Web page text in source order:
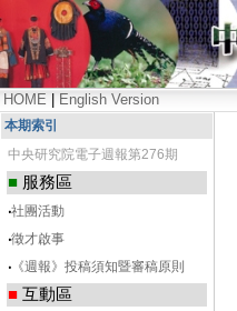
HOME English Version
本期索引
中央研究院電子週報第276期
■ 服務區
‧社團活動
‧徵才啟事
‧ 《週報》投稿須知暨審稿原則
■ 互動區